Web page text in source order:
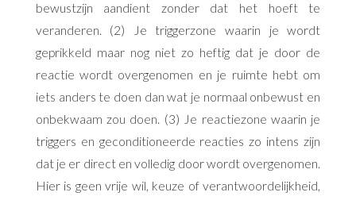
bewustzijn aandient zonder dat het hoeft te
veranderen. (2) Je triggerzone waarin je wordt
geprikkeld maar nog niet zo heftig dat je door de
reactie wordt overgenomen en je ruimte hebt om
iets anders te doen dan wat je normaal onbewust en
onbekwaam zou doen. (3) Je reactiezone waarin je
triggers en geconditioneerde reacties zo intens zijn
dat je er direct en volledig door wordt overgenomen.
Hier is geen vrije wil, keuze of verantwoordelijkheid,